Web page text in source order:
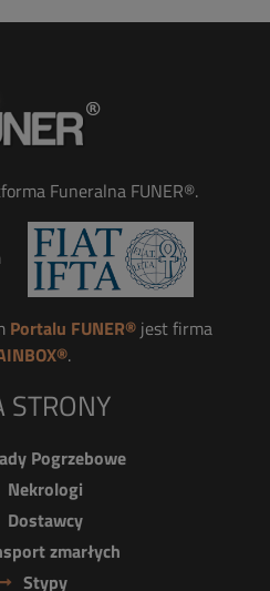
Funeralna FUNER®.
Portalu FUNER®jest firma
.
STRONY
Pogrzebowe
Nekrologi
Dostawcy
zmarłych
Stypy